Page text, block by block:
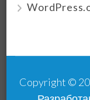
Copyright ©